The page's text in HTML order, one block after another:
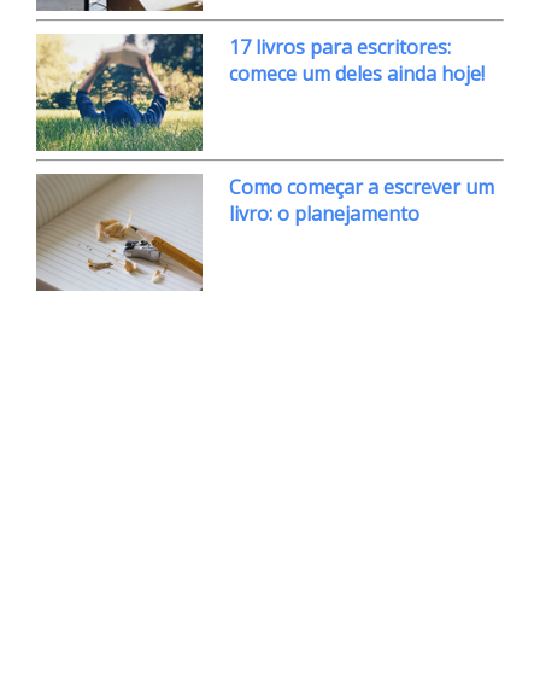
17 livros para escritores:
comece um deles ainda hoje!
Como começar a escrever um
livro: o planejamento